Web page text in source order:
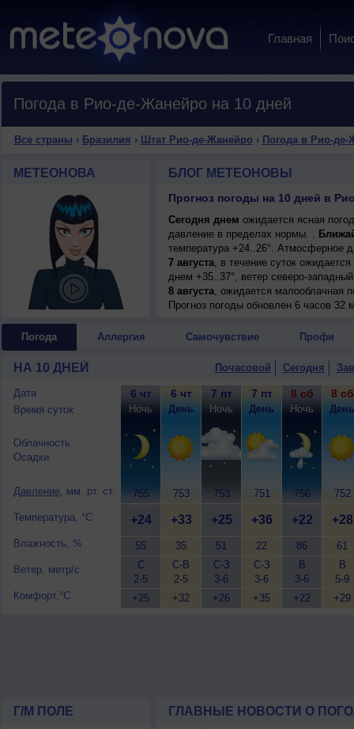
Главная
Погода в Рио-де-Жанейро на 10 дней
Все страны › Бразилия › Штат Рио-де-Жанейро › Погода в Рио-де-
МЕТЕОНОВА БЛОГ МЕТЕОНОВЫ
Сегодня днем ожидается ясная
давление в пределах нормы. .
температура +24..26°. Атмосферное
7 августа, в течение суток
днем +35..37°, ветер северо-
8 августа, ожидается малооблачная
днем +27..29°, ветер восточный,
ночью и днем +25..27°, ветер юго-
+22..24°, ветер южный, умеренный.
Прогноз погоды обновлен 6 часов 32
Погода Аллергия Самочувствие Профи
НА 10 ДНЕЙ Почасовой Сегодня
Дата
Время суток
Облачность
Осадки
Давление, мм. рт. ст.
Температура, °C
Влажность, %
Ветер, метр/с
Комфорт,°C
6 чт
Ночь
755
+24
55
С
2-5
+25
6 чт
День
753
+33
35
С-В
2-5
+32
7 пт
Ночь
753
+25
51
С-З
3-6
+26
7 пт
День
751
+36
22
С-З
3-6
+35
8 сб
Ночь
756
+22
86
В
3-6
+22
8 сб
День
752
+28
61
В
5-9
+29
Г/М ПОЛЕ ГЛАВНЫЕ НОВОСТИ О